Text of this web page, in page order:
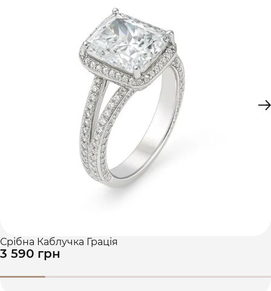
Срібна Каблучка Грація
3 590 грн